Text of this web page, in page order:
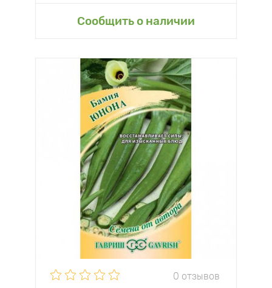
Сообщить о наличии
0 отзывов